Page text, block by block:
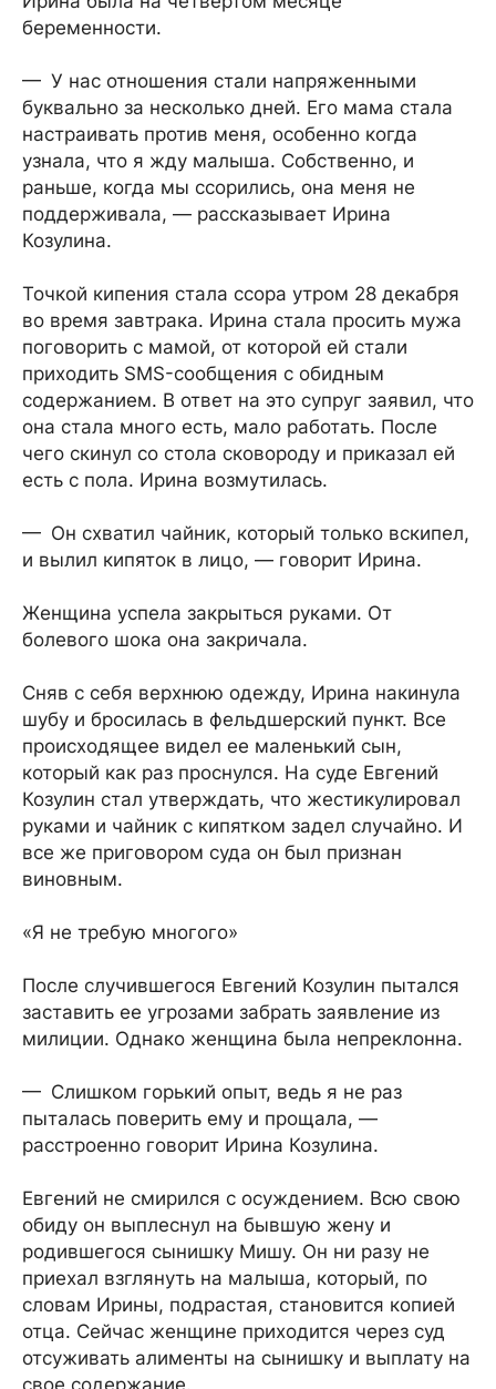
беременности.
— У нас отношения стали напряженными
буквально за несколько дней. Его мама стала
настраивать против меня, особенно когда
узнала, что я жду малыша. Собственно, и
раньше, когда мы ссорились, она меня не
поддерживала, — рассказывает Ирина
Козулина.
Точкой кипения стала ссора утром 28 декабря
во время завтрака. Ирина стала просить мужа
поговорить с мамой, от которой ей стали
приходить SMS-сообщения с обидным
содержанием. В ответ на это супруг заявил, что
она стала много есть, мало работать. После
чего скинул со стола сковороду и приказал ей
есть с пола. Ирина возмутилась.
— Он схватил чайник, который только вскипел,
и вылил кипяток в лицо, — говорит Ирина.
Женщина успела закрыться руками. От
болевого шока она закричала.
Сняв с себя верхнюю одежду, Ирина накинула
шубу и бросилась в фельд­шерский пункт. Все
происходящее видел ее маленький сын,
который как раз проснулся. На суде Евгений
Козулин стал утверждать, что жестикулировал
руками и чайник с кипятком задел случайно. И
все же приговором суда он был признан
виновным.
«Я не требую многого»
После случившегося Евгений Козулин пытался
заставить ее угрозами забрать заявление из
милиции. Однако женщина была непреклонна.
— Слишком горький опыт, ведь я не раз
пыталась поверить ему и прощала, —
расстроенно говорит Ирина Козулина.
Евгений не смирился с осуждением. Всю свою
обиду он выплеснул на бывшую жену и
родившегося сынишку Мишу. Он ни разу не
приехал взглянуть на малыша, который, по
словам Ирины, подрастая, становится копией
отца. Сейчас женщине приходится через суд
отсуживать алименты на сынишку и выплату на
свое содержание.